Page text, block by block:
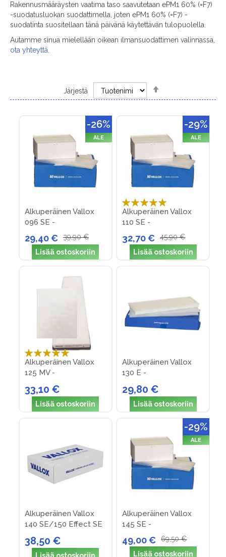
Rakennusmääräysten vaatima taso saavutetaan ePM1 60% (=F7)
-suodatusluokan suodattimella, joten ePM1 60% (=F7) -
suodatinta suositellaan tänä päivänä käytettävän tulopuolella.
Autamme sinua mielellään oikean ilmansuodattimen valinnassa,
ota yhteyttä.
Järjestä
-26%
ALE
Alkuperäinen Vallox
096 SE -
suodatinpakkaus nro
27
29,40 €
39,90 €
Lisää ostoskoriin
-29%
ALE
Arvosana:
100%
Alkuperäinen Vallox
110 SE -
suodatinpakkaus nro
22
32,70 €
45,90 €
Lisää ostoskoriin
Arvosana:
100%
Alkuperäinen Vallox
125 MV -
suodatinpakkaus nro
35
33,10 €
Lisää ostoskoriin
Alkuperäinen Vallox
130 E -
suodatinpakkaus nro 6
29,80 €
Lisää ostoskoriin
Alkuperäinen Vallox
140 SE/150 Effect SE
suodattimet (nro 16)
38,50 €
-29%
ALE
Alkuperäinen Vallox
145 SE -
suodatinpakkaus nro
28
49,00 €
69,50 €
Lisää ostoskoriin